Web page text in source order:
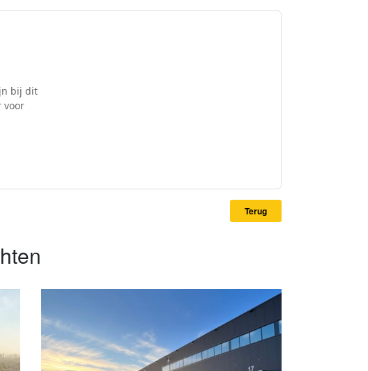
bij dit
voor
Terug